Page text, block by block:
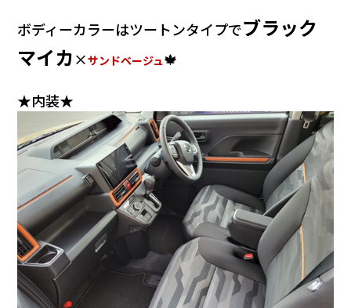
ボディーカラーはツートンタイプでブラック
マイカ×サンドベージュ🍁
★内装★